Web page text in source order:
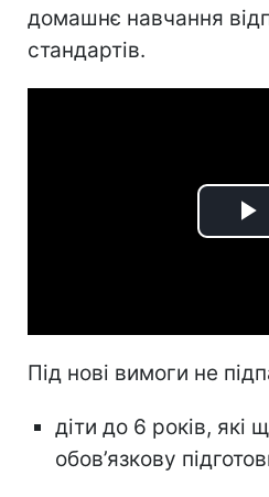
домашнє навчання
стандартів.
Під нові вимоги не
діти до 6 років, які
обов’язкову